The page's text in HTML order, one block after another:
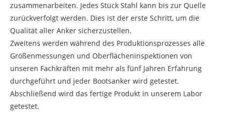
zusammenarbeiten. Jedes Stück Stahl kann bis zur Quelle
zurückverfolgt werden. Dies ist der erste Schritt, um die
Qualität aller Anker sicherzustellen.
Zweitens werden während des Produktionsprozesses alle
Größenmessungen und Oberflächeninspektionen von
unseren Fachkräften mit mehr als fünf Jahren Erfahrung
durchgeführt und jeder Bootsanker wird getestet.
Abschließend wird das fertige Produkt in unserem Labor
getestet.